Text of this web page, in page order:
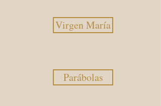
Virgen María
Parábolas